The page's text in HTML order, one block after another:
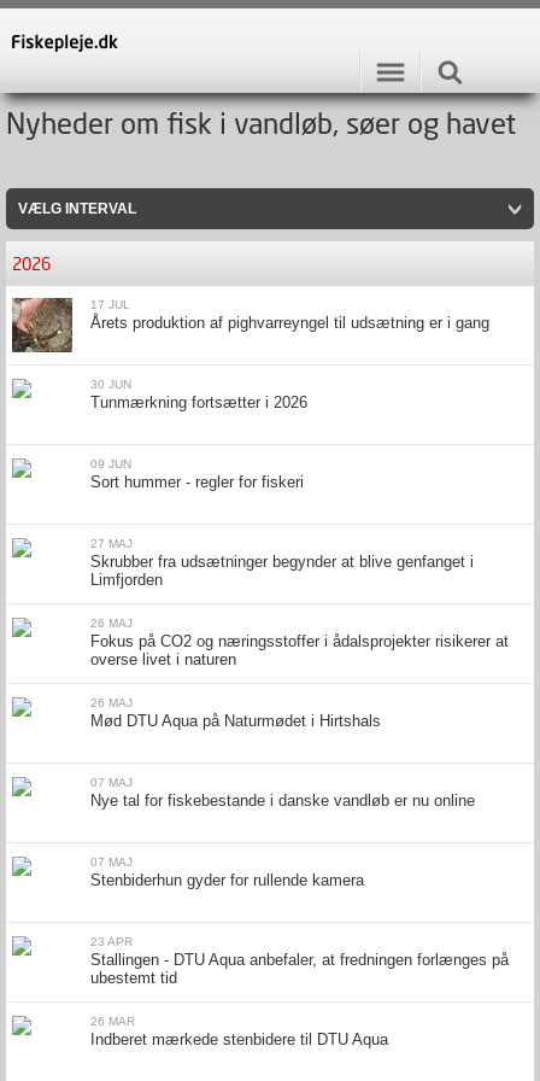
Nyheder om fisk i vandløb, søer og havet
VÆLG INTERVAL
2026
17 JUL
Årets produktion af pighvarreyngel til udsætning er i gang
30 JUN
Tunmærkning fortsætter i 2026
09 JUN
Sort hummer - regler for fiskeri
27 MAJ
Skrubber fra udsætninger begynder at blive genfanget i
Limfjorden
26 MAJ
Fokus på CO2 og næringsstoffer i ådalsprojekter risikerer at
overse livet i naturen
26 MAJ
Mød DTU Aqua på Naturmødet i Hirtshals
07 MAJ
Nye tal for fiskebestande i danske vandløb er nu online
07 MAJ
Stenbiderhun gyder for rullende kamera
23 APR
Stallingen - DTU Aqua anbefaler, at fredningen forlænges på
ubestemt tid
26 MAR
Indberet mærkede stenbidere til DTU Aqua